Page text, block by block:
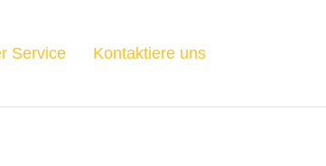
Service Kontaktiere uns